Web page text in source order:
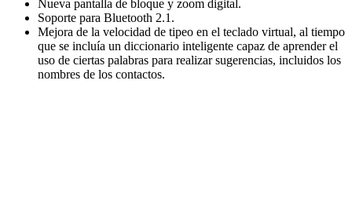
Nueva pantalla de bloque y zoom digital.
Soporte para Bluetooth 2.1.
Mejora de la velocidad de tipeo en el teclado virtual, al tiempo
que se incluía un diccionario inteligente capaz de aprender el
uso de ciertas palabras para realizar sugerencias, incluidos los
nombres de los contactos.